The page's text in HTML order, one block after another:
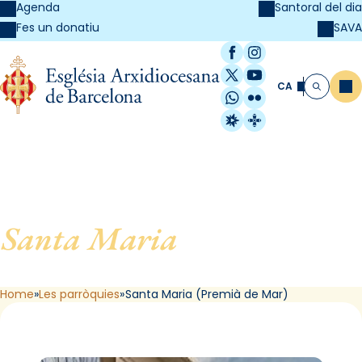
Agenda
Fes un donatiu
Santoral del dia
SAVA
Facebook
Instagram
X / Twitter
YouTube
WhatsApp
Flickr
Radio Estel
Catalunya
CA Cerca
Santa Maria
Home Les parròquies Santa Maria (Premià de Mar)